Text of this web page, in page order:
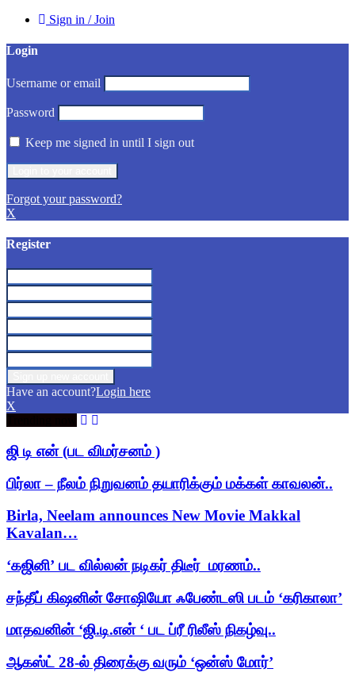
Sign in / Join
Login
Username or email
Password
Keep me signed in until I sign out
Forgot your password?
X
Register
Have an account?Login here
X
ஜி டி என் (பட விமர்சனம் )
பிர்லா – நீலம் நிறுவனம் தயாரிக்கும் மக்கள் காவலன்..
Birla, Neelam announces New Movie Makkal
Kavalan…
‘கஜினி’ பட வில்லன் நடிகர் திடீர் மரணம்..
சந்தீப் கிஷனின் சோஷியோ ஃபேண்டஸி படம் ‘கரிகாலா’
மாதவனின் ‘ஜி.டி.என் ‘ பட ப்ரீ ரிலீஸ் நிகழ்வு..
ஆகஸ்ட் 28-ல் திரைக்கு வரும் ‘ஒன்ஸ் மோர்’